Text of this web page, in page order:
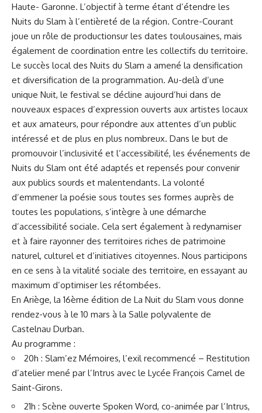
Haute- Garonne. L’objectif à terme étant d’étendre les
Nuits du Slam à l’entièreté de la région. Contre-Courant
joue un rôle de productionsur les dates toulousaines, mais
également de coordination entre les collectifs du territoire.
Le succès local des Nuits du Slam a amené la densification
et diversification de la programmation. Au-delà d’une
unique Nuit, le festival se décline aujourd’hui dans de
nouveaux espaces d’expression ouverts aux artistes locaux
et aux amateurs, pour répondre aux attentes d’un public
intéressé et de plus en plus nombreux. Dans le but de
promouvoir l’inclusivité et l’accessibilité, les événements de
Nuits du Slam ont été adaptés et repensés pour convenir
aux publics sourds et malentendants. La volonté
d’emmener la poésie sous toutes ses formes auprès de
toutes les populations, s’intègre à une démarche
d’accessibilité sociale. Cela sert également à redynamiser
et à faire rayonner des territoires riches de patrimoine
naturel, culturel et d’initiatives citoyennes. Nous participons
en ce sens à la vitalité sociale des territoire, en essayant au
maximum d’optimiser les rétombées.
En Ariège, la 16ème édition de La Nuit du Slam vous donne
rendez-vous à le 10 mars à la Salle polyvalente de
Castelnau Durban.
Au programme :
20h : Slam’ez Mémoires, l’exil recommencé – Restitution
d’atelier mené par l’Intrus avec le Lycée François Camel de
Saint-Girons.
21h : Scène ouverte Spoken Word, co-animée par l’Intrus,